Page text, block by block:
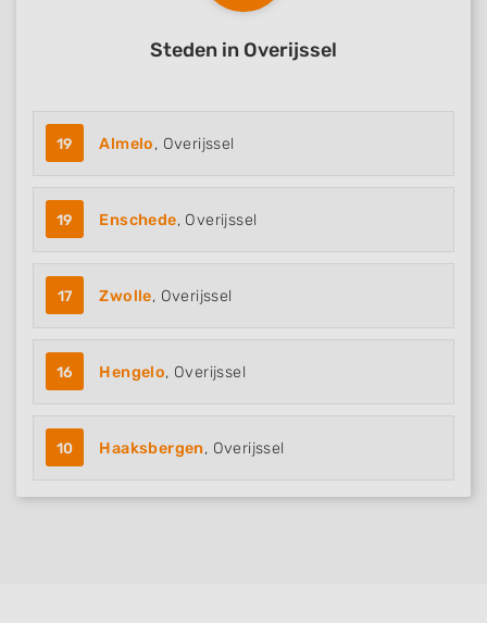
Steden in Overijssel
19 Almelo, Overijssel
19 Enschede, Overijssel
17 Zwolle, Overijssel
16 Hengelo, Overijssel
10 Haaksbergen, Overijssel